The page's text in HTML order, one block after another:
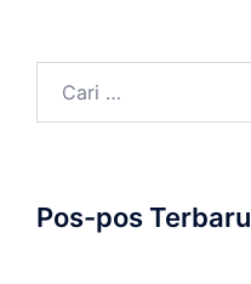
untuk:
Pos-pos Terbaru